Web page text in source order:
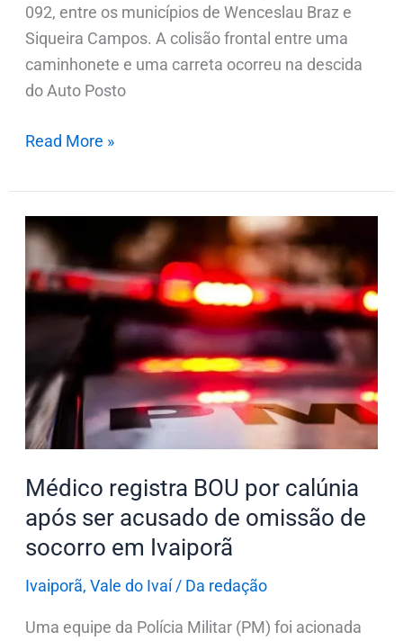
092, entre os municípios de Wenceslau Braz e
Siqueira Campos. A colisão frontal entre uma
caminhonete e uma carreta ocorreu na descida
do Auto Posto
Read More »
Médico registra BOU por calúnia
após ser acusado de omissão de
socorro em Ivaiporã
Ivaiporã, Vale do Ivaí/ Da redação
Uma equipe da Polícia Militar (PM) foi acionada
Médico
registra
BOU
ser
acusado
de
de
socorro
em